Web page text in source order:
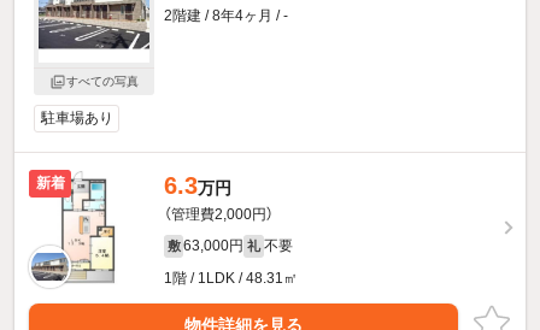
すべての写真
2階建 / 8年4ヶ月 / -
駐車場あり
新着 6.3万円
（管理費2,000円）
敷 63,000円 礼 不要
1階 / 1LDK / 48.31㎡
物件詳細を見る